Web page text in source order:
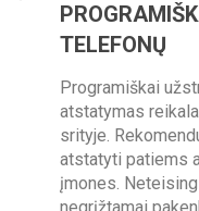
TELEFONŲ
Programiškai
atstatymas
srityje.
atstatyti patiems
įmones.